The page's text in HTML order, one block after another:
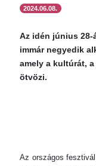
2024.06.08.
Az idén június 28-
immár negyedik
amely a kultúrát,
ötvözi.
Az országos